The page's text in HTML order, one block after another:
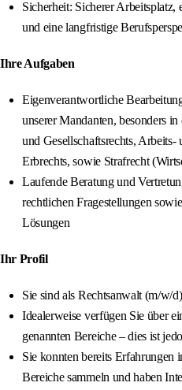
Sicherheit: Sicherer Arbeitsplatz,
und eine langfristige
Ihre Aufgaben
Eigenverantwortliche
unserer Mandanten, besonders
und Gesellschaftsrechts, Arbeits-
Erbrechts, sowie Strafrecht
Laufende Beratung und
rechtlichen Fragestellungen
Lösungen
Ihr Profil
Sie sind als Rechtsanwalt (m/w/
Idealerweise verfügen Sie über
genannten Bereiche – dies ist
Sie konnten bereits Erfahrungen
Bereiche sammeln und haben